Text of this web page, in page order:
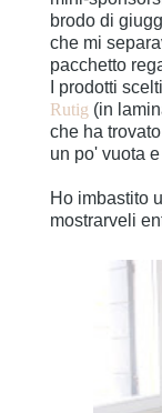
brodo di
che mi
pacchetto
I prodotti
Rutig (in
che ha
un po' vuota
Ho imbastito
mostrarveli